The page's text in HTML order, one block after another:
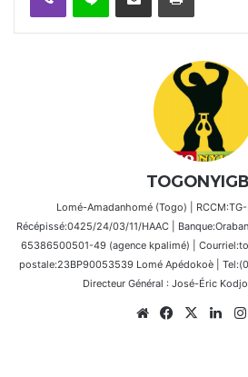
Lomé-Amadanhomé (Togo) |
Récépissé:0425/24/03/11/HAAC |
65386500501-49 (agence kpalimé) |
postale:23BP90053539 Lomé Apédokoè |
Directeur Général : José-Éric
WebsiteFacebook
X